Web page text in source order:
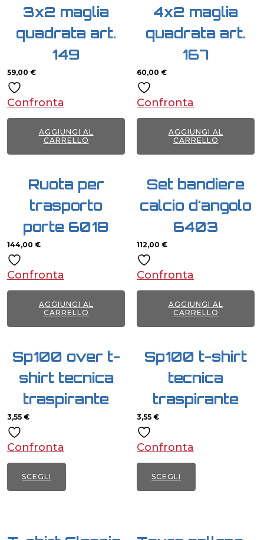
3x2 maglia
quadrata art.
149
59,00 €
Confronta
AGGIUNGI AL
CARRELLO
4x2 maglia
quadrata art.
167
60,00 €
Confronta
AGGIUNGI AL
CARRELLO
Ruota per
trasporto
porte 6018
144,00 €
Confronta
AGGIUNGI AL
CARRELLO
Set bandiere
calcio d'angolo
6403
112,00 €
Confronta
AGGIUNGI AL
CARRELLO
Sp100 over t-
shirt tecnica
traspirante
3,55 €
Confronta
SCEGLI
Sp100 t-shirt
tecnica
traspirante
3,55 €
Confronta
SCEGLI